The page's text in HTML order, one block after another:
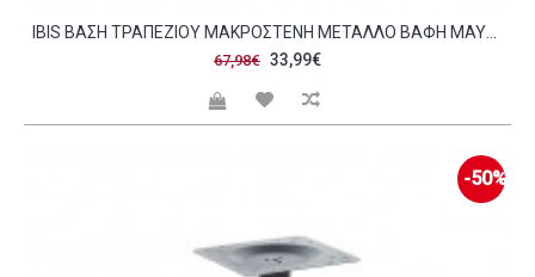
67,98€ 33,99€
-50%